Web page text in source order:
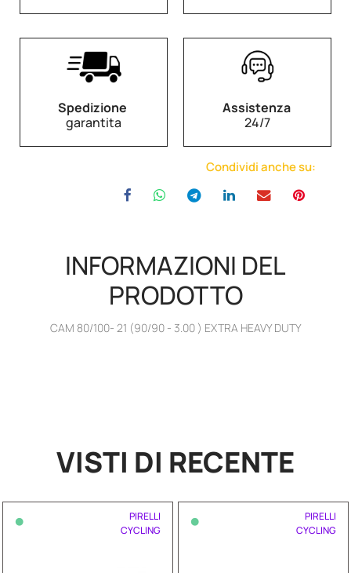
Spedizione
garantita
Assistenza
24/7
Condividi anche su:
INFORMAZIONI DEL
PRODOTTO
CAM 80/100- 21 (90/90 - 3.00 ) EXTRA HEAVY DUTY
VISTI DI RECENTE
•
PIRELLI
CYCLING
•
PIRELLI
CYCLING